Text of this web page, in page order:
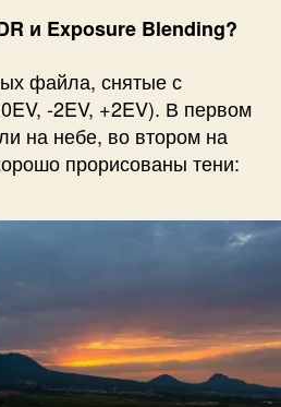
и Exposure Blending?
файла, снятые с
-2EV, +2EV). В первом
на небе, во втором на
прорисованы тени: